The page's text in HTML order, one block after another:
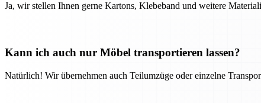
Ja, wir stellen Ihnen gerne Kartons, Klebeband und weitere
Kann ich auch nur Möbel transportieren lassen?
Natürlich! Wir übernehmen auch Teilumzüge oder einzelne